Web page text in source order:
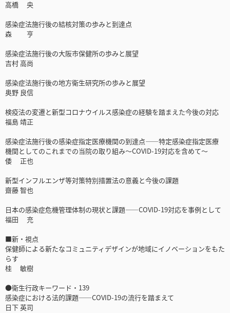
高橋 央
感染症法施行後の結核対策の歩みと到達点
森 亨
感染症法施行後の大阪市保健所の歩みと展望
吉村 高尚
感染症法施行後の地方衛生研究所の歩みと展望
奥野 良信
検疫法の変遷と新型コロナウイルス感染症の経験を踏まえた今後の対応
福島 靖正
感染症法施行後の感染症指定医療機関の到達点――特定感染症指定医療
機関としてのこれまでの当院の取り組み～COVID-19対応を含めて～
倭 正也
新型インフルエンザ等対策特別措置法の意義と今後の課題
齋藤 智也
日本の感染症危機管理体制の現状と課題――COVID-19対応を事例として
福田 充
■新・視点
保健師による新たなコミュニティデザインが地域にイノベーションをもた
らす
桂 敏樹
●衛生行政キーワード・139
感染症における法的課題――COVID-19の流行を踏まえて
日下 英司